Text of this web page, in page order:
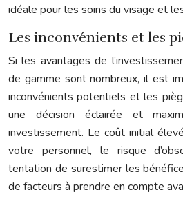
idéale pour les soins du visage et
Les inconvénients et les
Si les avantages de
de gamme sont nombreux, il est
inconvénients potentiels et les
une décision éclairée et
investissement. Le coût initial
votre personnel, le risque
tentation de surestimer les
de facteurs à prendre en compte